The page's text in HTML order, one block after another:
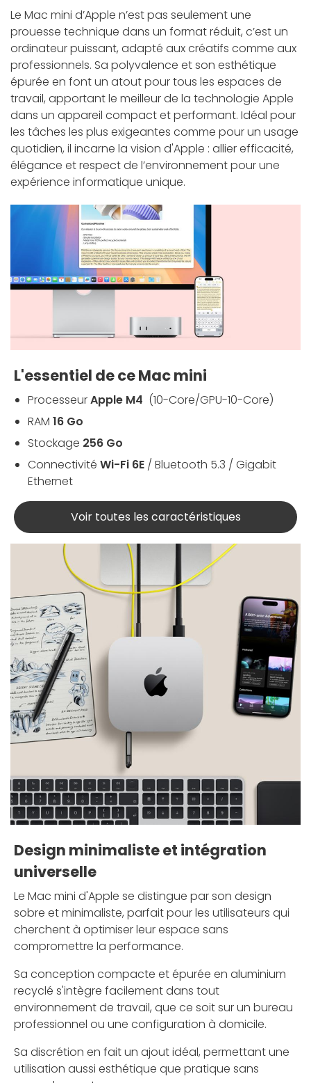
Le Mac mini d’Apple n’est pas seulement une
prouesse technique dans un format réduit, c’est un
ordinateur puissant, adapté aux créatifs comme aux
professionnels. Sa polyvalence et son esthétique
épurée en font un atout pour tous les espaces de
travail, apportant le meilleur de la technologie Apple
dans un appareil compact et performant. Idéal pour
les tâches les plus exigeantes comme pour un usage
quotidien, il incarne la vision d'Apple : allier efficacité,
élégance et respect de l’environnement pour une
expérience informatique unique.
L'essentiel de ce Mac mini
ProcesseurApple M4 (10-Core/GPU-10-Core)
RAM 16 Go
Stockage 256 Go
Connectivité Wi-Fi 6E / Bluetooth 5.3 / Gigabit
Ethernet
Voir toutes les caractéristiques
Design minimaliste et intégration
universelle
Le Mac mini d'Apple se distingue par son design
sobre et minimaliste, parfait pour les utilisateurs qui
cherchent à optimiser leur espace sans
compromettre la performance.
Sa conception compacte et épurée en aluminium
recyclé s'intègre facilement dans tout
environnement de travail, que ce soit sur un bureau
professionnel ou une configuration à domicile.
Sa discrétion en fait un ajout idéal, permettant une
utilisation aussi esthétique que pratique sans